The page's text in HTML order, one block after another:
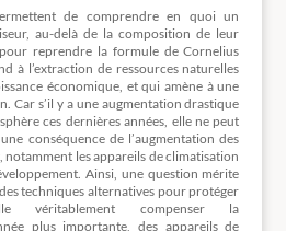
de comprendre en quoi un
au-delà de la composition de leur
reprendre la formule de Cornelius
à l’extraction de ressources naturelles
économique, et qui amène à une
Car s’il y a une augmentation drastique
ces dernières années, elle ne peut
conséquence de l’augmentation des
les appareils de climatisation
Ainsi, une question mérite
techniques alternatives pour protéger
elle véritablement compenser la
plus importante, des appareils de